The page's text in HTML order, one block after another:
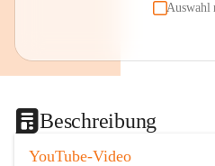
Auswahl
Beschreibung
YouTube-Video